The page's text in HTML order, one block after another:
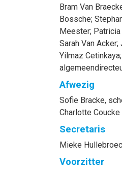
Bram Van
Bossche;
Meester; Patricia
Sarah Van Acker;
Yilmaz Cetinkaya;
Afwezig
Sofie Bracke,
Charlotte Coucke
Secretaris
Mieke
Voorzitter